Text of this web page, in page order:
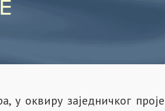
оквиру заједничког